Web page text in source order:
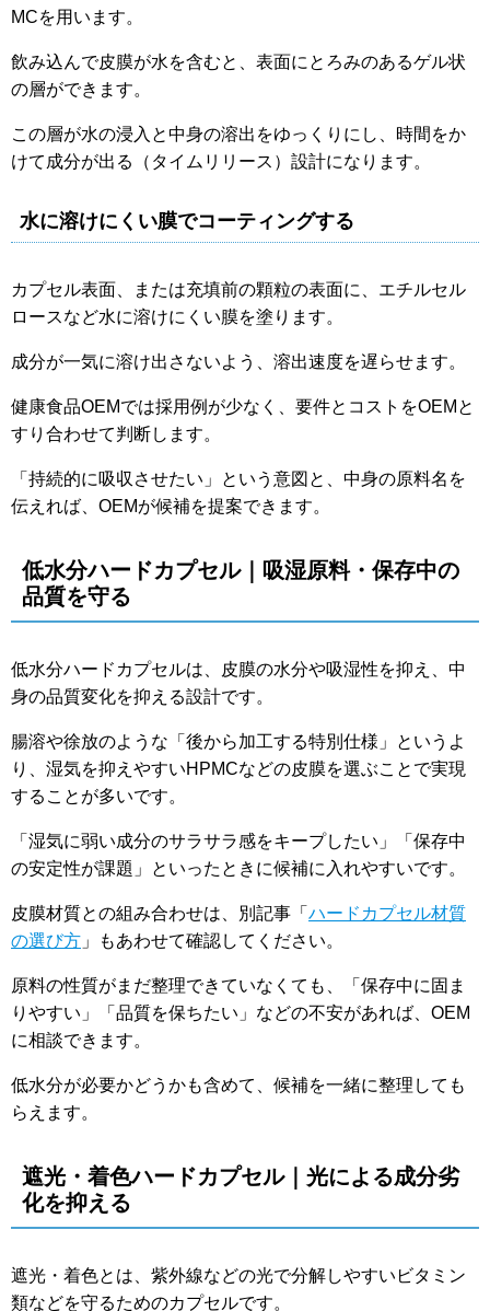
MCを用います。
飲み込んで皮膜が水を含むと、表面にとろみのあるゲル状
の層ができます。
この層が水の浸入と中身の溶出をゆっくりにし、時間をか
けて成分が出る（タイムリリース）設計になります。
水に溶けにくい膜でコーティングする
カプセル表面、または充填前の顆粒の表面に、エチルセル
ロースなど水に溶けにくい膜を塗ります。
成分が一気に溶け出さないよう、溶出速度を遅らせます。
健康食品OEMでは採用例が少なく、要件とコストをOEMと
すり合わせて判断します。
「持続的に吸収させたい」という意図と、中身の原料名を
伝えれば、OEMが候補を提案できます。
低水分ハードカプセル｜吸湿原料・保存中の
品質を守る
低水分ハードカプセルは、皮膜の水分や吸湿性を抑え、中
身の品質変化を抑える設計です。
腸溶や徐放のような「後から加工する特別仕様」というよ
り、湿気を抑えやすいHPMCなどの皮膜を選ぶことで実現
することが多いです。
「湿気に弱い成分のサラサラ感をキープしたい」「保存中
の安定性が課題」といったときに候補に入れやすいです。
皮膜材質との組み合わせは、別記事「 ハードカプセル材質
の選び方 」もあわせて確認してください。
原料の性質がまだ整理できていなくても、「保存中に固ま
りやすい」「品質を保ちたい」などの不安があれば、OEM
に相談できます。
低水分が必要かどうかも含めて、候補を一緒に整理しても
らえます。
遮光・着色ハードカプセル｜光による成分劣
化を抑える
遮光・着色とは、紫外線などの光で分解しやすいビタミン
類などを守るためのカプセルです。